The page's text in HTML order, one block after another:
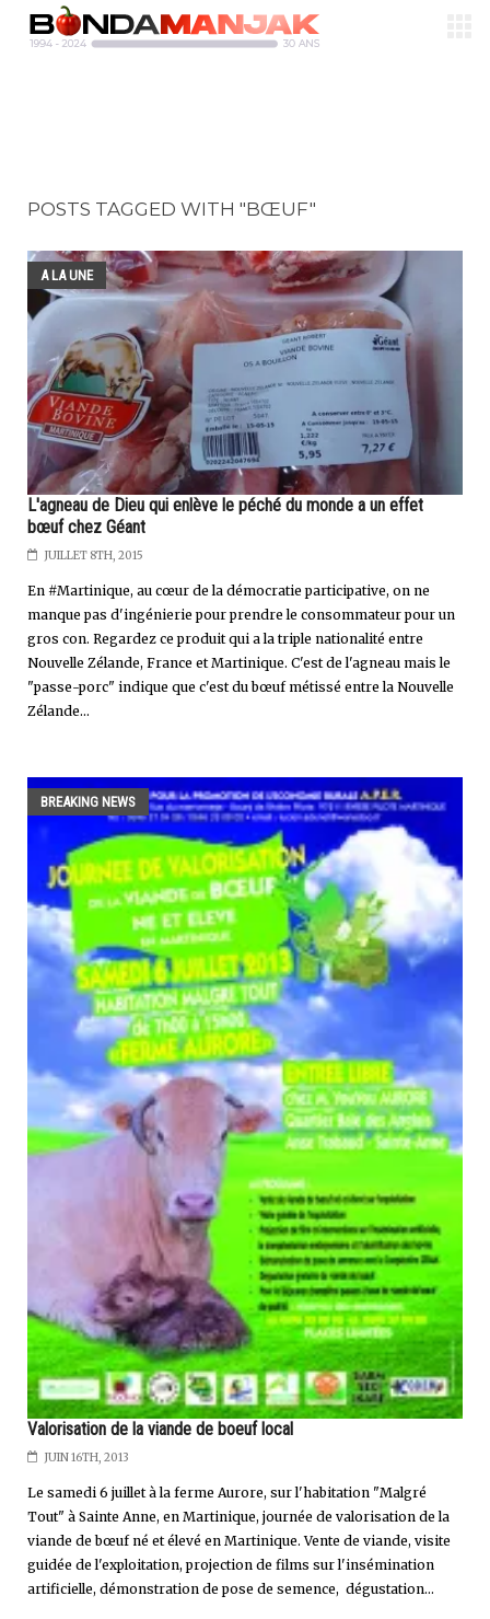
POSTS TAGGED WITH "BŒUF"
A LA UNE
L'agneau de Dieu qui enlève le péché du monde a un effet
bœuf chez Géant
JUILLET 8TH, 2015
En #Martinique, au cœur de la démocratie participative, on ne
manque pas d'ingénierie pour prendre le consommateur pour un
gros con. Regardez ce produit qui a la triple nationalité entre
Nouvelle Zélande, France et Martinique. C'est de l'agneau mais le
"passe-porc" indique que c'est du bœuf métissé entre la Nouvelle
Zélande...
BREAKING NEWS
Valorisation de la viande de boeuf local
JUIN 16TH, 2013
Le samedi 6 juillet à la ferme Aurore, sur l'habitation "Malgré
Tout" à Sainte Anne, en Martinique, journée de valorisation de la
viande de bœuf né et élevé en Martinique. Vente de viande, visite
guidée de l'exploitation, projection de films sur l'insémination
artificielle, démonstration de pose de semence, dégustation...